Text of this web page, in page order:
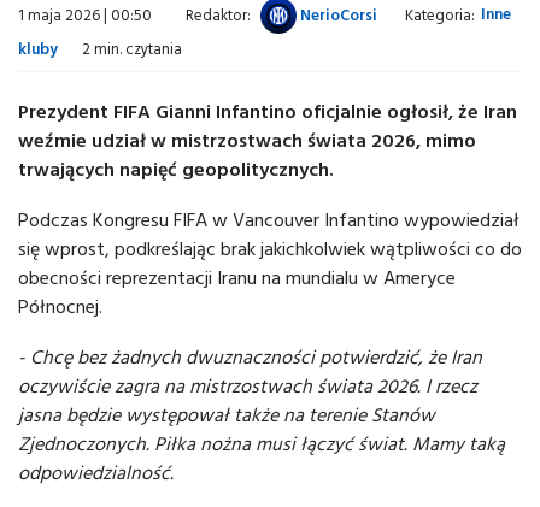
1 maja 2026 | 00:50 Redaktor: NerioCorsi Kategoria: Inne
kluby
2 min. czytania
Prezydent FIFA Gianni Infantino oficjalnie ogłosił, że Iran
weźmie udział w mistrzostwach świata 2026, mimo
trwających napięć geopolitycznych.
Podczas Kongresu FIFA w Vancouver Infantino wypowiedział
się wprost, podkreślając brak jakichkolwiek wątpliwości co do
obecności reprezentacji Iranu na mundialu w Ameryce
Północnej.
- Chcę bez żadnych dwuznaczności potwierdzić, że Iran
oczywiście zagra na mistrzostwach świata 2026. I rzecz
jasna będzie występował także na terenie Stanów
Zjednoczonych. Piłka nożna musi łączyć świat. Mamy taką
odpowiedzialność.